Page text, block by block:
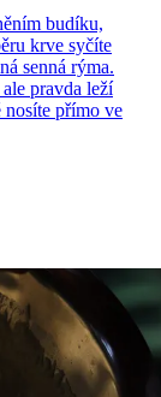
budíku,
krve syčíte
senná rýma.
pravda leží
přímo ve